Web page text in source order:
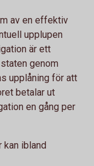
av en effektiv
upplupen
är ett
genom
upplåning för att
betalar ut
en gång per
ibland